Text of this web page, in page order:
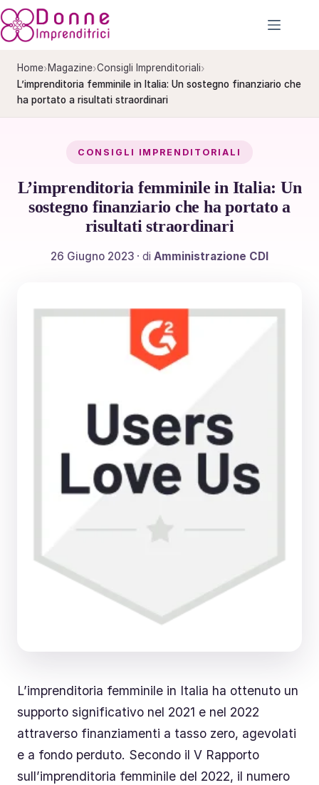
Salta
al
Home›Magazine›Consigli Imprenditoriali›
L’imprenditoria femminile in Italia: Un sostegno finanziario che
ha portato a risultati straordinari
CONSIGLI IMPRENDITORIALI
L’imprenditoria femminile in Italia: Un
sostegno finanziario che ha portato a
risultati straordinari
26 Giugno 2023 · di Amministrazione CDI
L’imprenditoria femminile in Italia ha ottenuto un
supporto significativo nel 2021 e nel 2022
attraverso finanziamenti a tasso zero, agevolati
e a fondo perduto. Secondo il V Rapporto
sull’imprenditoria femminile del 2022, il numero